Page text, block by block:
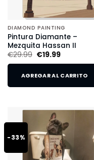
DIAMOND PAINTING
Pintura Diamante –
Mezquita Hassan II
€29.99 €19.99
AGREGAR AL CARRITO
-33%